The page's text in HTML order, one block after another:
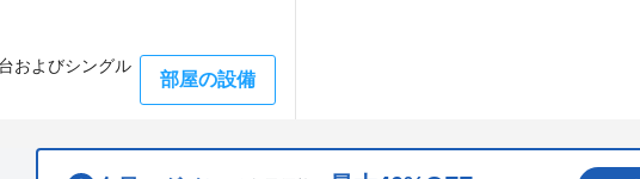
changing
およびシングル
部屋の設備